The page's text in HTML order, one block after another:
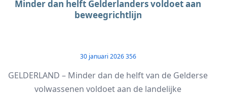
Minder dan helft Gelderlanders voldoet aan
beweegrichtlijn
30 januari 2026356
GELDERLAND – Minder dan de helft van de Gelderse
volwassenen voldoet aan de landelijke